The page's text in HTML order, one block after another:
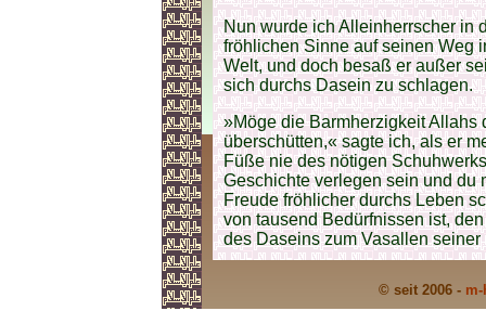
Nun wurde ich Alleinherrscher in
fröhlichen Sinne auf seinen Weg
Welt, und doch besaß er außer
sich durchs Dasein zu schlagen.
»Möge die Barmherzigkeit Allahs
überschütten,« sagte ich, als er
Füße nie des nötigen
Geschichte verlegen sein und du
Freude fröhlicher durchs Leben
von tausend Bedürfnissen ist,
des Daseins zum Vasallen
© seit 2006 -